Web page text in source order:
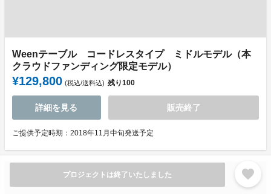
プロジェクトは終了いたしました favorite
Weenテーブル コードレスタイプ ミドルモデル（本
クラウドファンディング限定モデル）
¥129,800 (税込/送料込) 残り100
詳細を見る 販売終了
ご提供予定時期：2018年11月中旬発送予定